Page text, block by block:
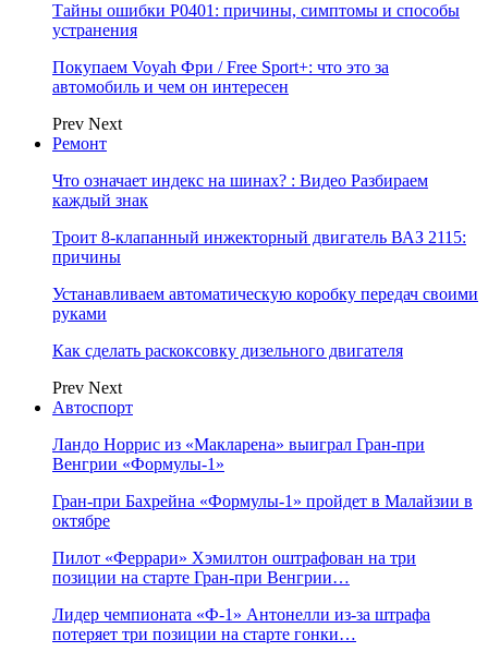
Тайны ошибки P0401: причины, симптомы и способы
устранения
Покупаем Voyah Фри / Free Sport+: что это за
автомобиль и чем он интересен
Prev Next
Ремонт
Что означает индекс на шинах? : Видео Разбираем
каждый знак
Троит 8-клапанный инжекторный двигатель ВАЗ 2115:
причины
Устанавливаем автоматическую коробку передач своими
руками
Как сделать раскоксовку дизельного двигателя
Prev Next
Автоспорт
Ландо Норрис из «Макларена» выиграл Гран‑при
Венгрии «Формулы‑1»
Гран‑при Бахрейна «Формулы‑1» пройдет в Малайзии в
октябре
Пилот «Феррари» Хэмилтон оштрафован на три
позиции на старте Гран‑при Венгрии…
Лидер чемпионата «Ф‑1» Антонелли из‑за штрафа
потеряет три позиции на старте гонки…